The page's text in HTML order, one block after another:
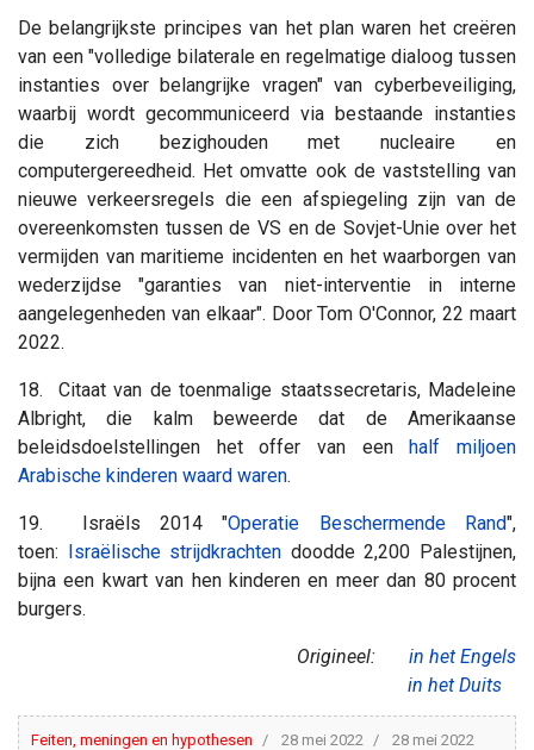
De belangrijkste principes van het plan waren het creëren
van een "volledige bilaterale en regelmatige dialoog tussen
instanties over belangrijke vragen" van cyberbeveiliging,
waarbij wordt gecommuniceerd via bestaande instanties
die zich bezighouden met nucleaire en
computergereedheid. Het omvatte ook de vaststelling van
nieuwe verkeersregels die een afspiegeling zijn van de
overeenkomsten tussen de VS en de Sovjet-Unie over het
vermijden van maritieme incidenten en het waarborgen van
wederzijdse "garanties van niet-interventie in interne
aangelegenheden van elkaar". Door Tom O'Connor, 22 maart
2022.
18. Citaat van de toenmalige staatssecretaris, Madeleine
Albright, die kalm beweerde dat de Amerikaanse
beleidsdoelstellingen het offer van eenhalf miljoen
Arabische kinderen waard waren.
19. Israëls 2014 "Operatie Beschermende Rand",
toen: Israëlische strijdkrachten doodde 2,200 Palestijnen,
bijna een kwart van hen kinderen en meer dan 80 procent
burgers.
Origineel: in het Engels
in het Duits
Feiten, meningen en hypothesen 28 mei 2022 28 mei 2022